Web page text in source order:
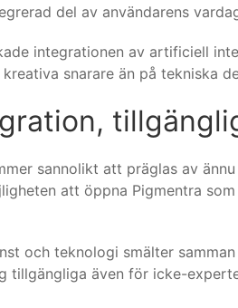
del av användarens
integrationen av artificiell
snarare än på tekniska
sannolikt att präglas av
att öppna Pigmentra
och teknologi smälter
tillgängliga även för icke-